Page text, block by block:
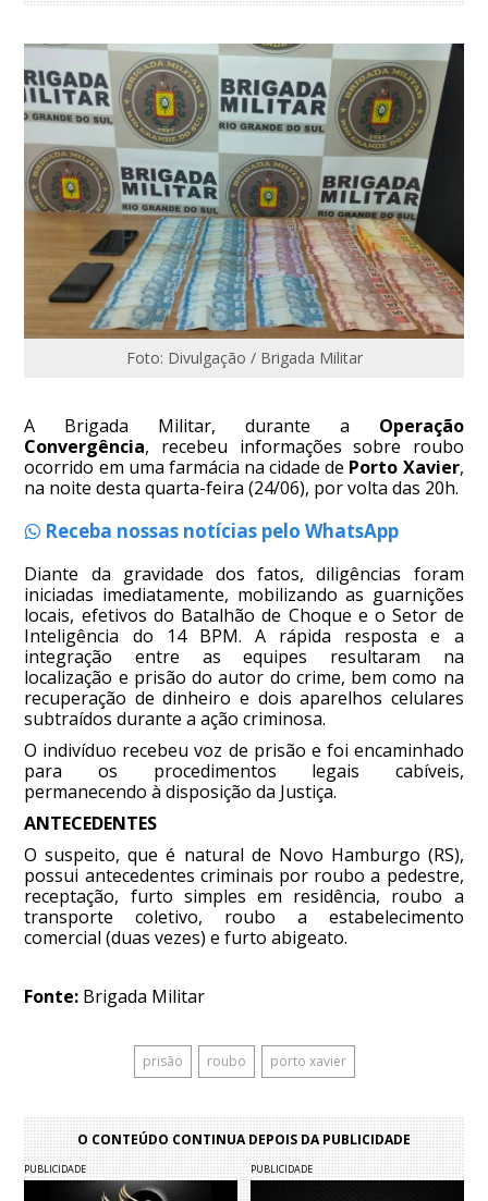
Foto: Divulgação / Brigada Militar
A Brigada Militar, durante a Operação
Convergência, recebeu informações sobre roubo
ocorrido em uma farmácia na cidade de Porto Xavier,
na noite desta quarta-feira (24/06), por volta das 20h.
Receba nossas notícias pelo WhatsApp
Diante da gravidade dos fatos, diligências foram
iniciadas imediatamente, mobilizando as guarnições
locais, efetivos do Batalhão de Choque e o Setor de
Inteligência do 14 BPM. A rápida resposta e a
integração entre as equipes resultaram na
localização e prisão do autor do crime, bem como na
recuperação de dinheiro e dois aparelhos celulares
subtraídos durante a ação criminosa.
O indivíduo recebeu voz de prisão e foi encaminhado
para os procedimentos legais cabíveis,
permanecendo à disposição da Justiça.
ANTECEDENTES
O suspeito, que é natural de Novo Hamburgo (RS),
possui antecedentes criminais por roubo a pedestre,
receptação, furto simples em residência, roubo a
transporte coletivo, roubo a estabelecimento
comercial (duas vezes) e furto abigeato.
Fonte: Brigada Militar
prisão roubo porto xavier
O CONTEÚDO CONTINUA DEPOIS DA PUBLICIDADE
PUBLICIDADE PUBLICIDADE